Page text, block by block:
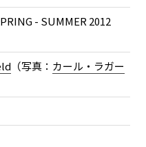
- SUMMER 2012
（写真： カール・ラガー